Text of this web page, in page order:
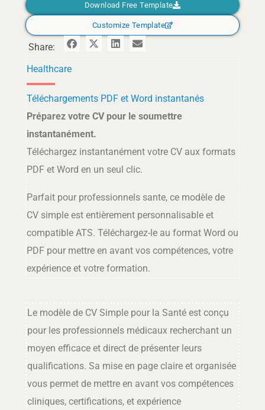
Download Free Template
Customize Template
Share:
Healthcare
Téléchargements PDF et Word instantanés
Préparez votre CV pour le soumettre
instantanément.
Téléchargez instantanément votre CV aux formats
PDF et Word en un seul clic.
Parfait pour professionnels sante, ce modèle de
CV simple est entièrement personnalisable et
compatible ATS. Téléchargez-le au format Word ou
PDF pour mettre en avant vos compétences, votre
expérience et votre formation.
Le modèle de CV Simple pour la Santé est conçu
pour les professionnels médicaux recherchant un
moyen efficace et direct de présenter leurs
qualifications. Sa mise en page claire et organisée
vous permet de mettre en avant vos compétences
cliniques, certifications, et expérience